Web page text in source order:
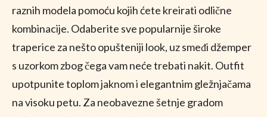
raznih modela pomoću kojih ćete kreirati odlične
kombinacije. Odaberite sve popularnije široke
traperice za nešto opušteniji look, uz smeđi džemper
s uzorkom zbog čega vam neće trebati nakit. Outfit
upotpunite toplom jaknom i elegantnim gležnjačama
na visoku petu. Za neobavezne šetnje gradom